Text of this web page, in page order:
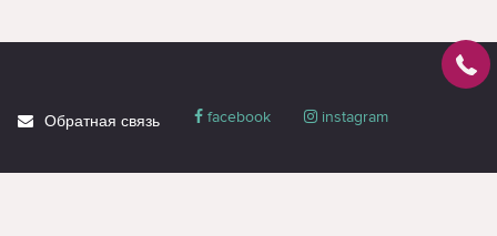
Обратная связь facebook instagram